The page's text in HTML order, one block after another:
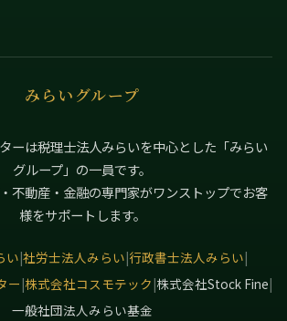
みらいグループ
ーは税理士法人みらいを中心とした「みらい
グループ」の一員です。
不動産・金融の専門家がワンストップでお客
様をサポートします。
い|社労士法人みらい|行政書士法人みらい|
ー |株式会社コスモテック |株式会社Stock Fine|
一般社団法人みらい基金